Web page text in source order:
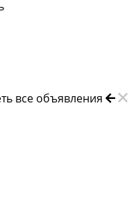
все объявления